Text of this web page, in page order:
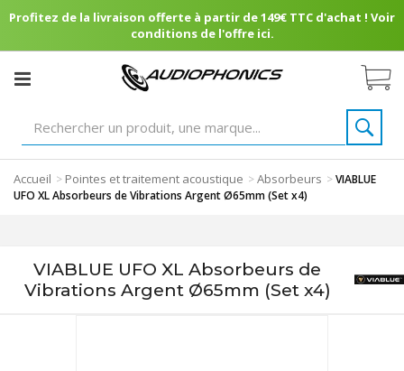
Profitez de la livraison offerte à partir de 149€ TTC d'achat ! Voir
conditions de l'offre ici.
Accueil > Pointes et traitement acoustique >Absorbeurs >VIABLUE
UFO XL Absorbeurs de Vibrations Argent Ø65mm (Set x4)
VIABLUE UFO XL Absorbeurs de
Vibrations Argent Ø65mm (Set x4)